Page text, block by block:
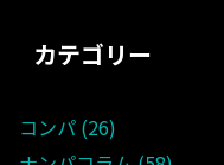
カテゴリー
コンパ 26